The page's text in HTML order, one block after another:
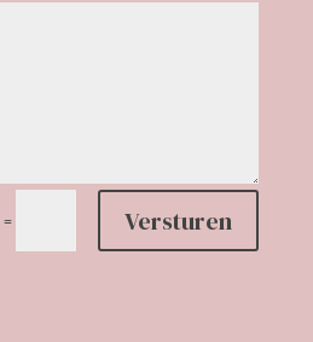
= Versturen